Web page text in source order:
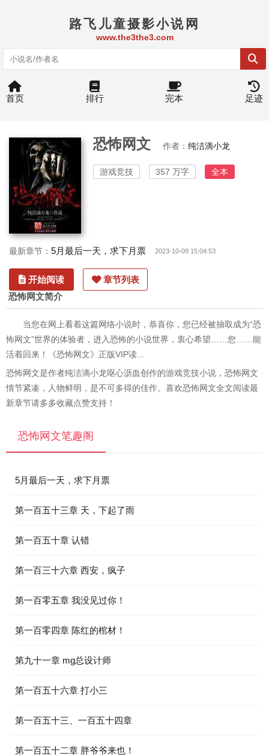
路飞儿童摄影小说网
www.the3the3.com
首页 排行 完本 足迹
恐怖网文 作者： 纯洁滴小龙
游戏竞技 357 万字 全本
最新章节： 5月最后一天，求下月票 2023-10-09 15:04:53
开始阅读 章节列表
恐怖网文简介
当您在网上看着这篇网络小说时，恭喜你，您已经被抽取成为“恐
怖网文”世界的体验者，进入恐怖的小说世界，衷心希望……您……能
活着回来！《恐怖网文》正版VIP读...
恐怖网文是作者纯洁滴小龙呕心沥血创作的游戏竞技小说，恐怖网文
情节紧凑，人物鲜明，是不可多得的佳作。喜欢恐怖网文全文阅读最
新章节请多多收藏点赞支持！
恐怖网文笔趣阁
5月最后一天，求下月票
第一百五十三章 天，下起了雨
第一百五十章 认错
第一百三十六章 西安，疯子
第一百零五章 我没见过你！
第一百零四章 陈红的棺材！
第九十一章 mg总设计师
第一百五十六章 打小三
第一百五十三、一百五十四章
第一百五十二章 胖爷爷来也！